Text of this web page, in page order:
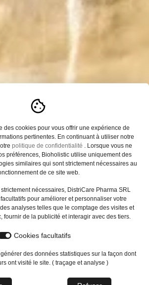
des cookies pour vous offrir une expérience de
pertinentes. En continuant à utiliser notre
politique de confidentialité . Lorsque vous ne
préférences, Bioholistic utilise uniquement des
similaires qui sont strictement nécessaires au
de ce site web.
nécessaires, DistriCare Pharma SRL
pour améliorer et personnaliser votre
analyses telles que le comptage des visites et
fournir de la publicité et interagir avec des tiers.
Cookies facultatifs
des données statistiques sur la façon dont
ont visité le site. ( traçage et analyse )